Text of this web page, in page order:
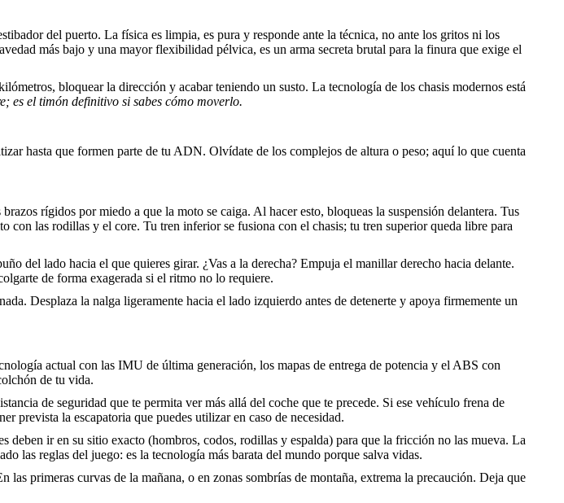
del puerto. La física es limpia, es pura y responde ante la técnica, no ante los gritos ni los
más bajo y una mayor flexibilidad pélvica, es un arma secreta brutal para la finura que exige el
bloquear la dirección y acabar teniendo un susto. La tecnología de los chasis modernos está
es el timón definitivo si sabes cómo moverlo.
hasta que formen parte de tu ADN. Olvídate de los complejos de altura o peso; aquí lo que cuenta
rígidos por miedo a que la moto se caiga. Al hacer esto, bloqueas la suspensión delantera. Tus
con las rodillas y el core. Tu tren inferior se fusiona con el chasis; tu tren superior queda libre para
del lado hacia el que quieres girar. ¿Vas a la derecha? Empuja el manillar derecho hacia delante.
de forma exagerada si el ritmo no lo requiere.
Desplaza la nalga ligeramente hacia el lado izquierdo antes de detenerte y apoya firmemente un
actual con las IMU de última generación, los mapas de entrega de potencia y el ABS con
de tu vida.
de seguridad que te permita ver más allá del coche que te precede. Si ese vehículo frena de
prevista la escapatoria que puedes utilizar en caso de necesidad.
deben ir en su sitio exacto (hombros, codos, rodillas y espalda) para que la fricción no las mueva. La
las reglas del juego: es la tecnología más barata del mundo porque salva vidas.
las primeras curvas de la mañana, o en zonas sombrías de montaña, extrema la precaución. Deja que